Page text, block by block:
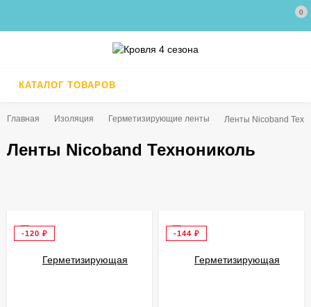
0
КАТАЛОГ ТОВАРОВ
Главная Изоляция Герметизирующие ленты Ленты Nicoband
Ленты Nicoband Технониколь
-120 ₽ -144 ₽